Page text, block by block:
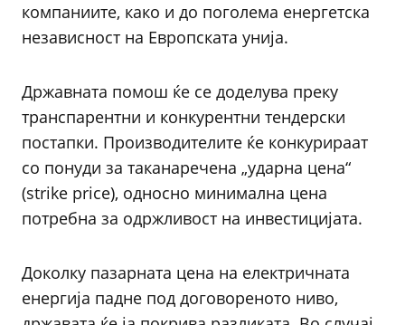
компаниите, како и до поголема енергетска
независност на Европската унија.
Државната помош ќе се доделува преку
транспарентни и конкурентни тендерски
постапки. Производителите ќе конкурираат
со понуди за таканаречена „ударна цена“
(strike price), односно минимална цена
потребна за одржливост на инвестицијата.
Доколку пазарната цена на електричната
енергија падне под договореното ниво,